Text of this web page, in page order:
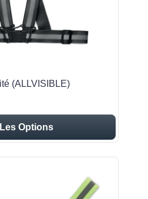
(ALLVISIBLE)
Options